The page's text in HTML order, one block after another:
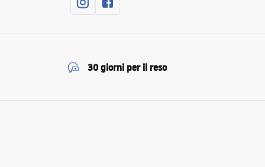
30 giorni per il reso